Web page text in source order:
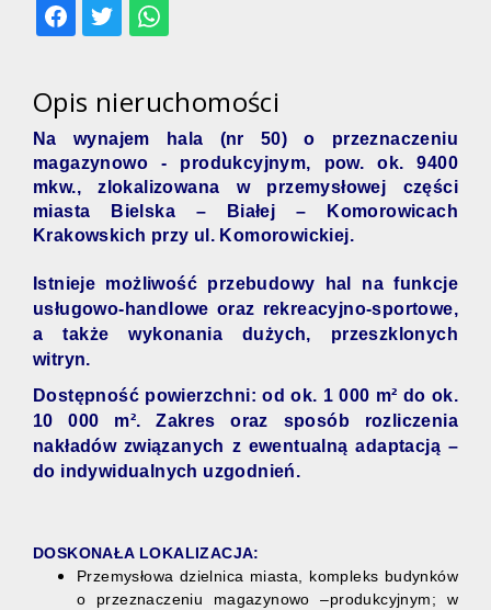
Opis nieruchomości
Na wynajem hala (nr 50) o przeznaczeniu
magazynowo - produkcyjnym, pow. ok. 9400
mkw., zlokalizowana w przemysłowej części
miasta Bielska – Białej – Komorowicach
Krakowskich przy ul. Komorowickiej.
Istnieje możliwość przebudowy hal na funkcje
usługowo-handlowe oraz rekreacyjno-sportowe,
a także wykonania dużych, przeszklonych
witryn.
Dostępność powierzchni: od ok. 1 000 m² do ok.
10 000 m². Zakres oraz sposób rozliczenia
nakładów związanych z ewentualną adaptacją –
do indywidualnych uzgodnień.
DOSKONAŁA LOKALIZACJA:
Przemysłowa dzielnica miasta, kompleks budynków
o przeznaczeniu magazynowo –produkcyjnym; w